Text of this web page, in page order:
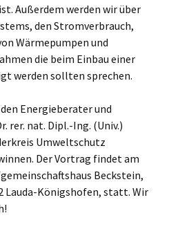
Außerdem werden wir über
den Stromverbrauch,
Wärmepumpen und
die beim Einbau einer
werden sollten sprechen.
Energieberater und
rer. nat. Dipl.-Ing. (Univ.)
Umweltschutz
Der Vortrag findet am
Beckstein,
Lauda-Königshofen, statt. Wir